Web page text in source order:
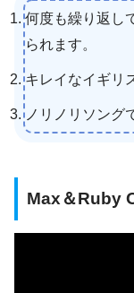
何度も繰り返し
られます。
キレイなイギリ
ノリノリソング
Max＆Ruby